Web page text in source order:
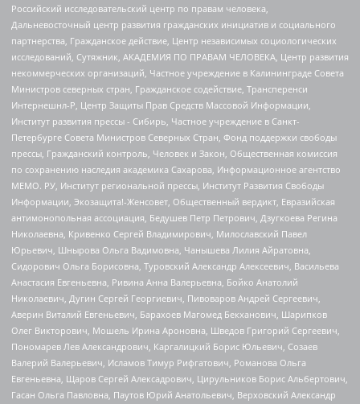
Российский исследовательский центр по правам человека,
Дальневосточный центр развития гражданских инициатив и социального
партнерства, Гражданское действие, Центр независимых социологических
исследований, Сутяжник, АКАДЕМИЯ ПО ПРАВАМ ЧЕЛОВЕКА, Центр развития
некоммерческих организаций, Частное учреждение в Калининграде Совета
Министров северных стран, Гражданское содействие, Трансперенси
Интернешнл-Р, Центр Защиты Прав Средств Массовой Информации,
Институт развития прессы - Сибирь, Частное учреждение в Санкт-
Петербурге Совета Министров Северных Стран, Фонд поддержки свободы
прессы, Гражданский контроль, Человек и Закон, Общественная комиссия
по сохранению наследия академика Сахарова, Информационное агентство
МЕМО. РУ, Институт региональной прессы, Институт Развития Свободы
Информации, Экозащита!-Женсовет, Общественный вердикт, Евразийская
антимонопольная ассоциация, Бедушев Петр Петрович, Дзугкоева Регина
Николаевна, Кривенко Сергей Владимирович, Милославский Павел
Юрьевич, Шнырова Ольга Вадимовна, Чанышева Лилия Айратовна,
Сидорович Ольга Борисовна, Туровский Александр Алексеевич, Васильева
Анастасия Евгеньевна, Ривина Анна Валерьевна, Бойко Анатолий
Николаевич, Дугин Сергей Георгиевич, Пивоваров Андрей Сергеевич,
Аверин Виталий Евгеньевич, Барахоев Магомед Бекханович, Шарипков
Олег Викторович, Мошель Ирина Ароновна, Шведов Григорий Сергеевич,
Пономарев Лев Александрович, Каргалицкий Борис Юльевич, Созаев
Валерий Валерьевич, Исламов Тимур Рифгатович, Романова Ольга
Евгеньевна, Щаров Сергей Алексадрович, Цирульников Борис Альбертович,
Гасан Ольга Павловна, Паутов Юрий Анатольевич, Верховский Александр